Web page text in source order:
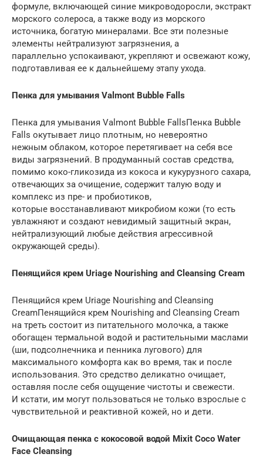
формуле, включающей синие микроводоросли, экстракт
морского солероса, а также воду из морского
источника, богатую минералами. Все эти полезные
элементы нейтрализуют загрязнения, а
параллельно успокаивают, укрепляют и освежают кожу,
подготавливая ее к дальнейшему этапу ухода.
Пенка для умывания Valmont Bubble Falls
Пенка для умывания Valmont Bubble FallsПенка Bubble
Falls окутывает лицо плотным, но невероятно
нежным облаком, которое перетягивает на себя все
виды загрязнений. В продуманный состав средства,
помимо коко-гликозида из кокоса и кукурузного сахара,
отвечающих за очищение, содержит талую воду и
комплекс из пре- и пробиотиков,
которые восстанавливают микробиом кожи (то есть
увлажняют и создают невидимый защитный экран,
нейтрализующий любые действия агрессивной
окружающей среды).
Пенящийся крем Uriage Nourishing and Cleansing Cream
Пенящийся крем Uriage Nourishing and Cleansing
CreamПенящийся крем Nourishing and Cleansing Cream
на треть состоит из питательного молочка, а также
обогащен термальной водой и растительными маслами
(ши, подсолнечника и пенника лугового) для
максимального комфорта как во время, так и после
использования. Это средство деликатно очищает,
оставляя после себя ощущение чистоты и свежести.
И кстати, им могут пользоваться не только взрослые с
чувствительной и реактивной кожей, но и дети.
Очищающая пенка с кокосовой водой Mixit Coco Water
Face Cleansing